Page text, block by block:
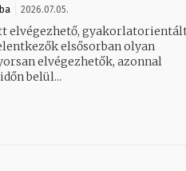
2026.07.05.
elvégezhető,
elsősorban olyan
elvégezhetők, azonnal
belül...